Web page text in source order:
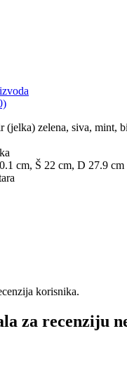
(jelka) zelena, siva, mint,
cm, Š 22 cm, D 27.9 cm
korisnika.
za recenziju